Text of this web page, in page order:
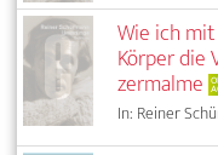
Wie ich
Körper die
zermalme
In: Reiner